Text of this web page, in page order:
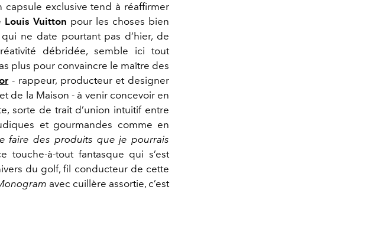
capsule exclusive tend à réaffirmer
Louis Vuitton pour les choses bien
ne date pourtant pas d’hier, de
débridée, semble ici tout
plus pour convaincre le maître des
- rappeur, producteur et designer
de la Maison - à venir concevoir en
sorte de trait d’union intuitif entre
et gourmandes comme en
faire des produits que je pourrais
touche-à-tout fantasque qui s’est
du golf, fil conducteur de cette
avec cuillère assortie, c’est